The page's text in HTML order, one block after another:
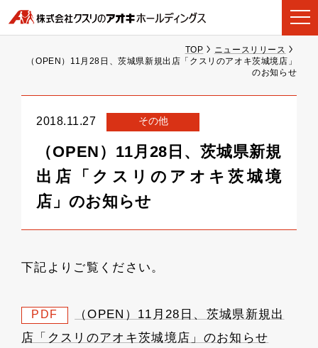
TOP
ニュースリリース
（OPEN）11月28日、茨城県新規出店「クスリのアオキ茨城境店」
のお知らせ
2018.11.27 その他
（OPEN）11月28日、茨城県新規
出店「クスリのアオキ茨城境
店」のお知らせ
下記よりご覧ください。
PDF
（OPEN）11月28日、茨城県新規出
店「クスリのアオキ茨城境店」のお知らせ